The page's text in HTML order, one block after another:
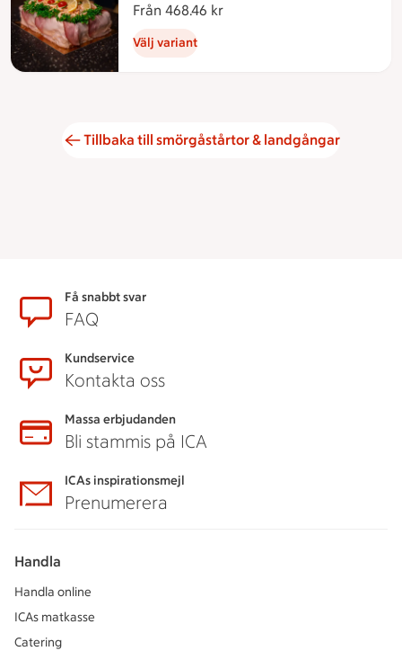
Från 468.46 kr
Välj variant
Tillbaka till smörgåstårtor & landgångar
SidfotFå snabbt svar
FAQ
Kundservice
Kontakta oss
Massa erbjudanden
Bli stammis på ICA
ICAs inspirationsmejl
Prenumerera
Handla
Handla online
ICAs matkasse
Catering